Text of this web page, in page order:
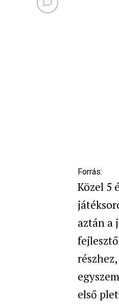
Forrás:
Közel 5
aztán a
első